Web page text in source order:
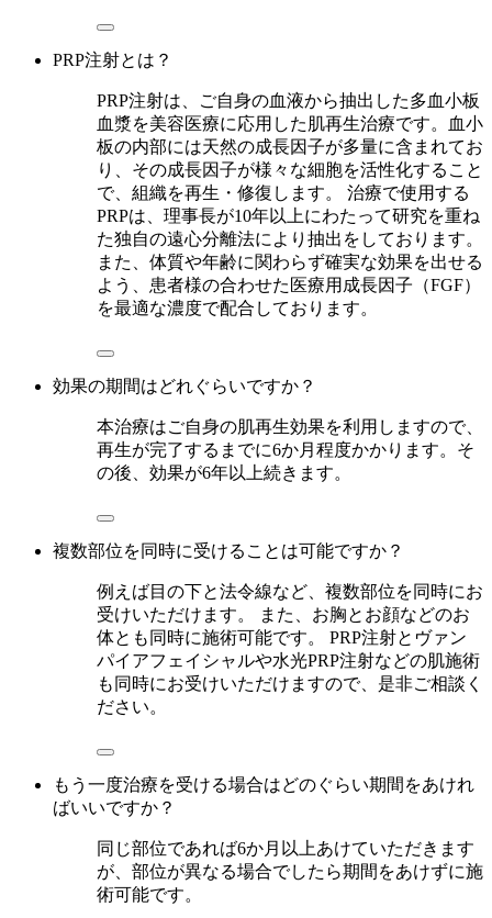
PRP注射とは？
PRP注射は、ご自身の血液から抽出した多血小板
血漿を美容医療に応用した肌再生治療です。血小
板の内部には天然の成長因子が多量に含まれてお
り、その成長因子が様々な細胞を活性化すること
で、組織を再生・修復します。 治療で使用する
PRPは、理事長が10年以上にわたって研究を重ね
た独自の遠心分離法により抽出をしております。
また、体質や年齢に関わらず確実な効果を出せる
よう、患者様の合わせた医療用成長因子（FGF）
を最適な濃度で配合しております。
効果の期間はどれぐらいですか？
本治療はご自身の肌再生効果を利用しますので、
再生が完了するまでに6か月程度かかります。そ
の後、効果が6年以上続きます。
複数部位を同時に受けることは可能ですか？
例えば目の下と法令線など、複数部位を同時にお
受けいただけます。 また、お胸とお顔などのお
体とも同時に施術可能です。 PRP注射とヴァン
パイアフェイシャルや水光PRP注射などの肌施術
も同時にお受けいただけますので、是非ご相談く
ださい。
もう一度治療を受ける場合はどのぐらい期間をあけれ
ばいいですか？
同じ部位であれば6か月以上あけていただきます
が、部位が異なる場合でしたら期間をあけずに施
術可能です。